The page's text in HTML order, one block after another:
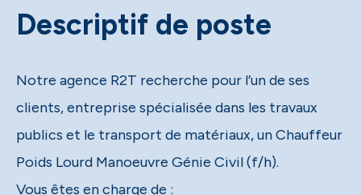
Descriptif de poste
Notre agence R2T recherche pour l’un de ses
clients, entreprise spécialisée dans les travaux
publics et le transport de matériaux, un Chauffeur
Poids Lourd Manoeuvre Génie Civil (f/h).
Vous êtes en charge de :